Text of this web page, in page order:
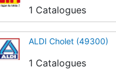
1 Catalogues
ALDI Cholet (49300)
1 Catalogues